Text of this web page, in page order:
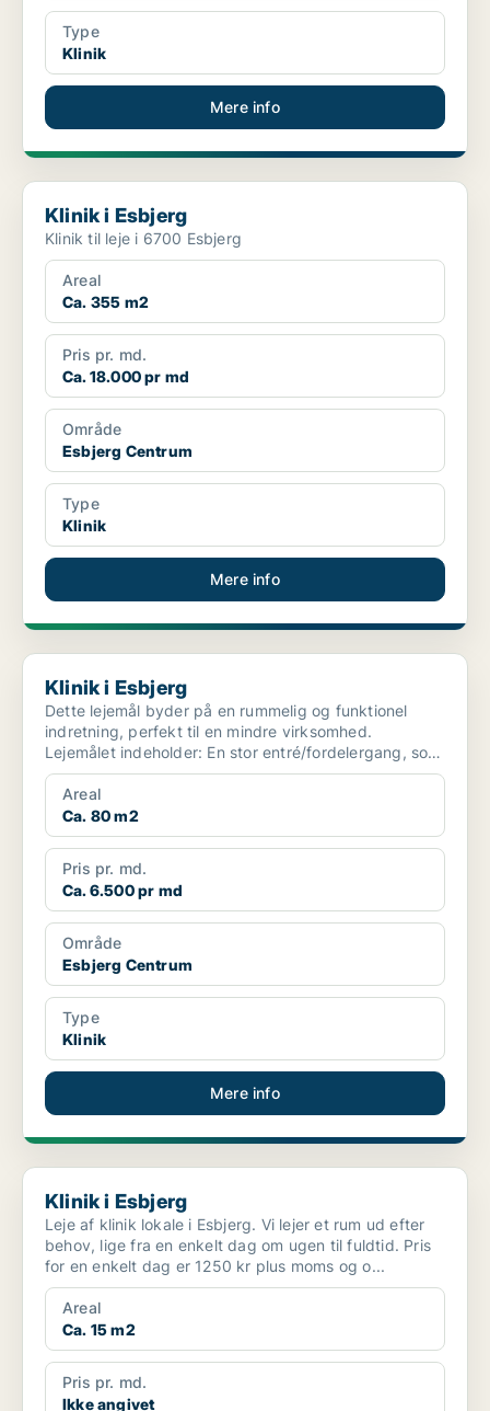
Type
Klinik
Mere info
Klinik i Esbjerg
Klinik i Esbjerg
Klinik til leje i 6700 Esbjerg
Areal
Ca. 355 m2
Pris pr. md.
Ca. 18.000 pr md
Område
Esbjerg Centrum
Type
Klinik
Mere info
Klinik i Esbjerg
Klinik i Esbjerg
Dette lejemål byder på en rummelig og funktionel
indretning, perfekt til en mindre virksomhed.
Lejemålet indeholder: En stor entré/fordelergang, som
giver ...
Areal
Ca. 80 m2
Pris pr. md.
Ca. 6.500 pr md
Område
Esbjerg Centrum
Type
Klinik
Mere info
Klinik i Esbjerg
Klinik i Esbjerg
Leje af klinik lokale i Esbjerg. Vi lejer et rum ud efter
behov, lige fra en enkelt dag om ugen til fuldtid. Pris
for en enkelt dag er 1250 kr plus moms og o...
Areal
Ca. 15 m2
Pris pr. md.
Ikke angivet